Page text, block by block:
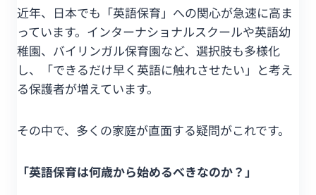
近年、日本でも「英語保育」への関心が急速に高ま
っています。インターナショナルスクールや英語幼
稚園、バイリンガル保育園など、選択肢も多様化
し、「できるだけ早く英語に触れさせたい」と考え
る保護者が増えています。
その中で、多くの家庭が直面する疑問がこれです。
「英語保育は何歳から始めるべきなのか？」